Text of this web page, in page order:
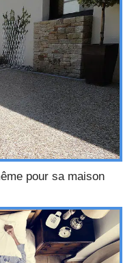
pour sa maison